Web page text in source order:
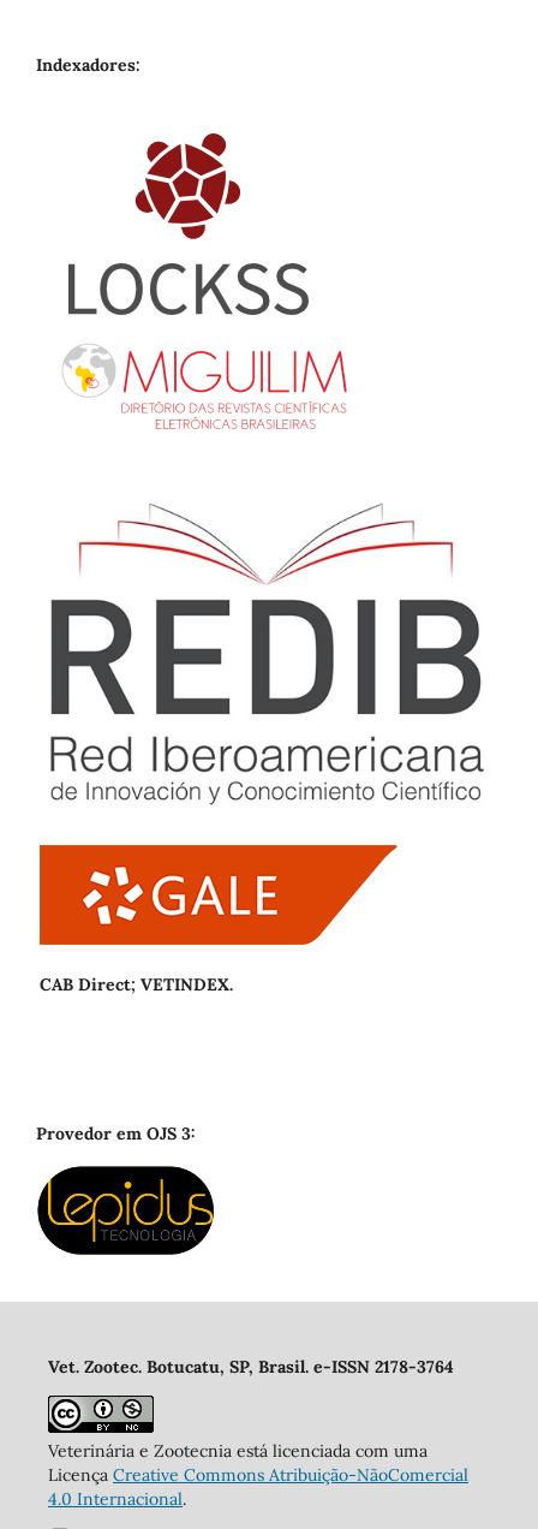
Indexadores:
CAB Direct; VETINDEX.
Provedor em OJS 3:
Vet. Zootec. Botucatu, SP, Brasil. e-ISSN 2178-3764
Veterinária e Zootecnia está licenciada com uma
Licença Creative Commons Atribuição-NãoComercial
4.0 Internacional.